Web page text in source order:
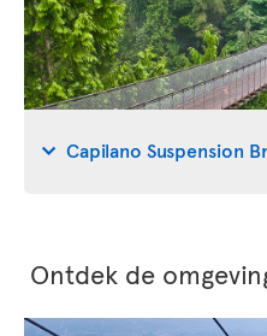
Capilano Suspension
Ontdek de